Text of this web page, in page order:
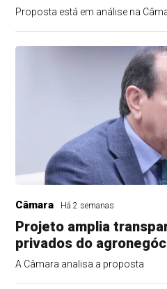
Proposta está em análise na
Câmara Há 2 semanas
Projeto amplia
privados do
A Câmara analisa a proposta